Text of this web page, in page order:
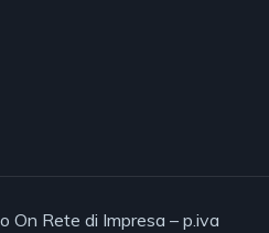
On Rete di Impresa – p.iva